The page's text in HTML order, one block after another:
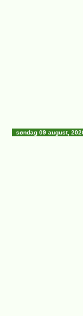
søndag 09 august,